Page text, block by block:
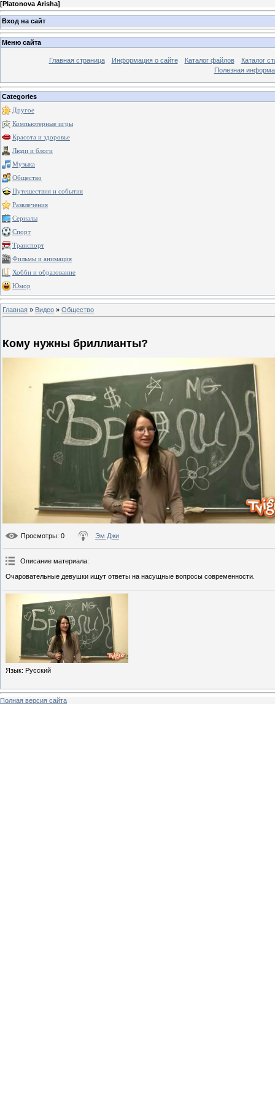
[Platonova Arisha]
Вход на сайт
Меню сайта
Главная страница Информация о сайте Каталог файлов
Каталог
Полезная
Categories
Другое
Компьютерные игры
Красота и здоровье
Люди и блоги
Музыка
Общество
Путешествия и события
Развлечения
Сериалы
Спорт
Транспорт
Фильмы и анимация
Хобби и образование
Юмор
Главная » Видео » Общество
Кому нужны бриллианты?
Просмотры: 0 Эм Джи
Описание материала:
Очаровательные девушки ищут ответы на насущные вопросы современности.
Язык: Русский
Полная версия сайта